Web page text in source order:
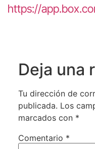
https://
Deja una
Tu dirección de
publicada. Los
marcados con *
Comentario *